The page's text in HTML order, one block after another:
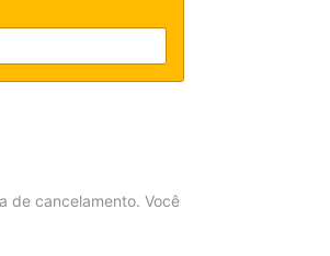
de cancelamento. Você